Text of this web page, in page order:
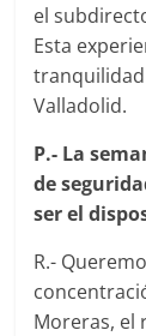
el
Esta
Valladolid.
P.- La
de
ser el
R.-
Moreras, el